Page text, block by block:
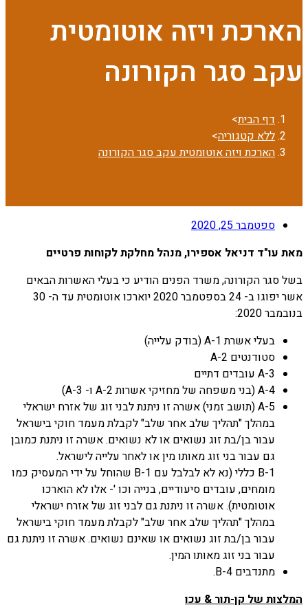
הארכת ויזה אוטומטית
עקב סגר הקורונה
דף הבית>
ללא קטגוריה>
הארכת ויזה אוטומטית עקב סגר הקורונה
ספטמבר 25, 2020
מאת עו"ד דניאל אספירו, מנהל מחלקת לקוחות פרטיים
בשל סגר הקורונה, משרד הפנים הודיע ​​כי בעלי האשרות הבאים
אשר יפוגו ב- 24 בספטמבר 2020 יוארכו אוטומטית עד ה- 30
בנובמבר 2020:
בעלי אשרת A-1 (בודק עלייה)
סטודנטים A-2
A-3 עובדים דתיים
A-4 (בני משפחה של מחזיקי אשרות A-2 ו- A-3)
A-5 (תושב זמני) אשרה זו ניתנת לבני זוג של אזרח ישראלי
במהלך "תהליך שלב אחר שלב" לקבלת מעמד חוקי בישראל
עבור בן/בת זוג נשואים או לא נשואים. אשרה זו ניתנת כמובן
גם עבור בני זוג מאותו מין או לאחר עלייה לישראל.
B-1 כללי (נא לא לבלבל עם B-1 שהוחל על ידי המעסיק כמו
מומחים, עובדים סיעודיים, בנייה וכו '- אלו לא הוארכו
אוטומטית). אשרה זו ניתנת גם לבני זוג של אזרח ישראלי
במהלך "תהליך שלב אחר שלב" לקבלת מעמד חוקי בישראל
עבור בן/בת זוג נשואים או שאינם נשואים. אשרה זו ניתנת גם
עבור בני זוג מאותו המין.
מתנדבים B-4.
המלצות של קן-תור & עכו